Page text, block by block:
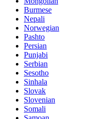
Burmese
Nepali
Norwegian
Pashto
Persian
Punjabi
Serbian
Sesotho
Sinhala
Slovak
Slovenian
Somali